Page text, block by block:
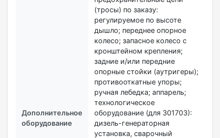
Дополнительное
оборудование
(тросы) по заказу:
регулируемое по высоте
дышло; переднее опорное
колесо; запасное колесо с
кронштейном крепления;
задние и/или передние
опорные стойки (аутригеры);
противооткатные упоры;
ручная лебедка; аппарель;
технологическое
оборудование (для 301703):
дизель-генераторная
установка, сварочный